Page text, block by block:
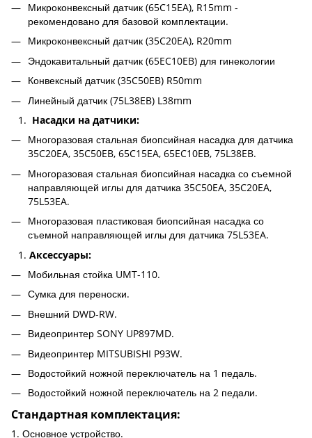
Микроконвексный датчик (65C15EA), R15mm -
рекомендовано для базовой комплектации.
Микроконвексный датчик (35C20EA), R20mm
Эндокавитальный датчик (65EC10EB) для гинекологии
Конвексный датчик (35C50EB) R50mm
Линейный датчик (75L38EB) L38mm
Насадки на датчики:
Многоразовая стальная биопсийная насадка для датчика
35C20EA, 35C50EB, 65C15EA, 65EC10EB, 75L38EB.
Многоразовая стальная биопсийная насадка со съемной
направляющей иглы для датчика 35C50EA, 35C20EA,
75L53EA.
Многоразовая пластиковая биопсийная насадка со
съемной направляющей иглы для датчика 75L53EA.
Аксессуары:
Мобильная стойка UMT-110.
Сумка для переноски.
Внешний DWD-RW.
Видеопринтер SONY UP897MD.
Видеопринтер MITSUBISHI P93W.
Водостойкий ножной переключатель на 1 педаль.
Водостойкий ножной переключатель на 2 педали.
Стандартная комплектация:
1. Основное устройство.